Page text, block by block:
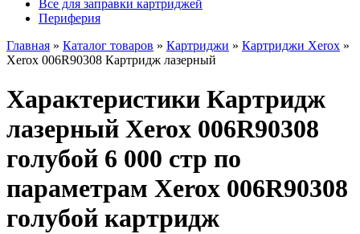
Все для заправки картриджей
Периферия
Главная » Каталог товаров » Картриджи » Картриджи Xerox »
Xerox 006R90308 Картридж лазерный
Характеристики Картридж
лазерный Xerox 006R90308
голубой 6 000 стр по
параметрам Xerox 006R90308
голубой картридж